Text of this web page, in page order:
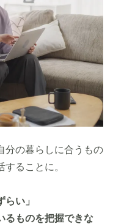
分の暮らしに合うもの
ることに。
い」
るものを把握できな